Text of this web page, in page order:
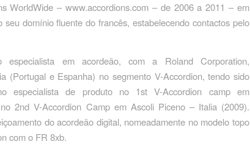
WorldWide – www.accordions.com – de 2006 a 2011 – em
seu domínio fluente do francês, estabelecendo contactos pelo
especialista em acordeão, com a Roland Corporation,
(Portugal e Espanha) no segmento V-Accordion, tendo sido
especialista de produto no 1st V-Accordion camp em
2nd V-Accordion Camp em Ascoli Piceno – Italia (2009).
do acordeão digital, nomeadamente no modelo topo
com o FR 8xb.